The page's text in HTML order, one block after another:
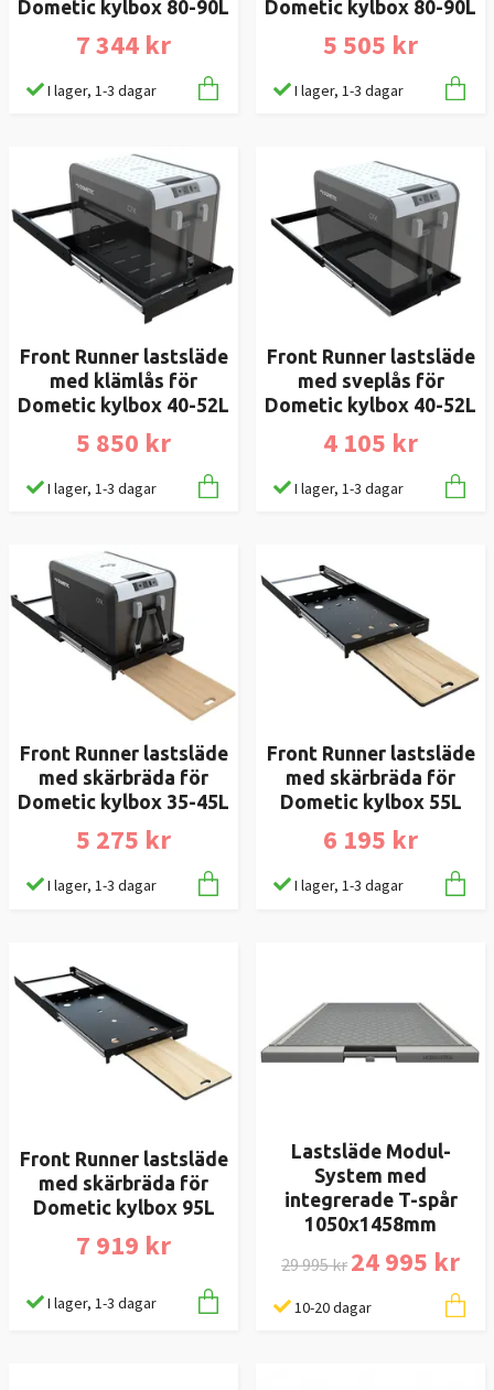
Dometic kylbox 80-90L
7 344 kr
I lager, 1-3 dagar
Dometic kylbox 80-90L
5 505 kr
I lager, 1-3 dagar
Front Runner lastsläde
med klämlås för
Dometic kylbox 40-52L
5 850 kr
I lager, 1-3 dagar
Front Runner lastsläde
med sveplås för
Dometic kylbox 40-52L
4 105 kr
I lager, 1-3 dagar
Front Runner lastsläde
med skärbräda för
Dometic kylbox 35-45L
5 275 kr
I lager, 1-3 dagar
Front Runner lastsläde
med skärbräda för
Dometic kylbox 55L
6 195 kr
I lager, 1-3 dagar
Front Runner lastsläde
med skärbräda för
Dometic kylbox 95L
7 919 kr
I lager, 1-3 dagar
Lastsläde Modul-
System med
integrerade T-spår
1050x1458mm
29 995 kr 24 995 kr
10-20 dagar